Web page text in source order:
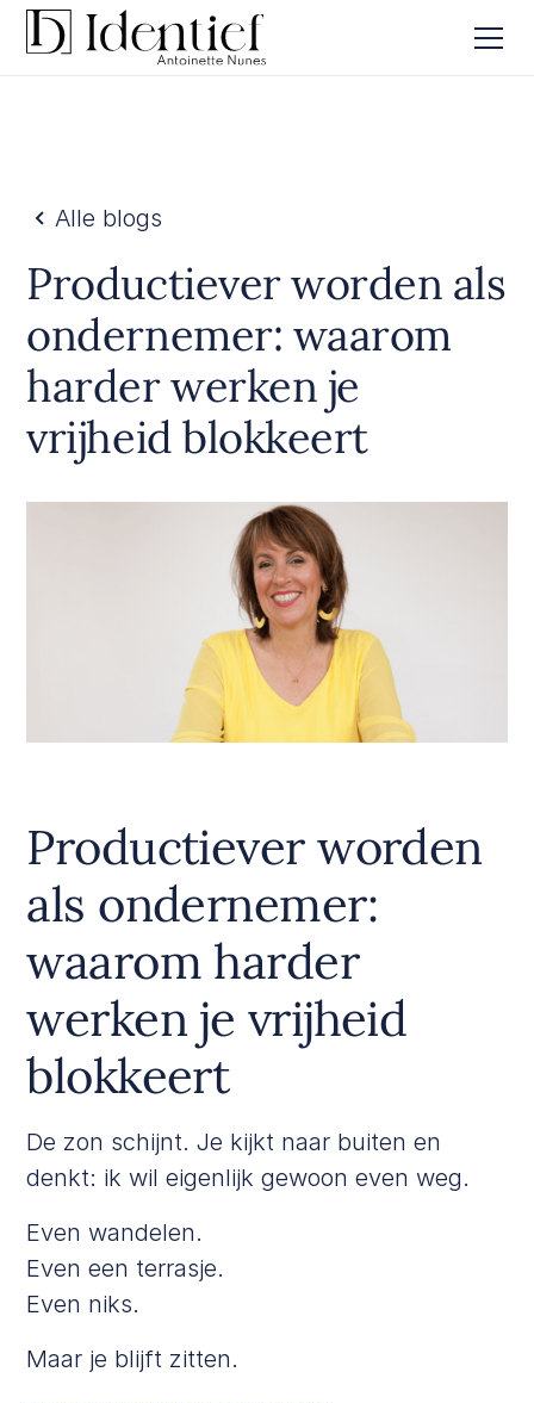
Alle blogs
Productiever worden als
ondernemer: waarom
harder werken je
vrijheid blokkeert
Productiever worden
als ondernemer:
waarom harder
werken je vrijheid
blokkeert
De zon schijnt. Je kijkt naar buiten en
denkt: ik wil eigenlijk gewoon even weg.
Even wandelen.
Even een terrasje.
Even niks.
Maar je blijft zitten.